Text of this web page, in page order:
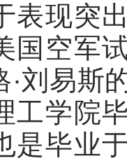
表现突
国空军
刘易斯
工学院
是毕业